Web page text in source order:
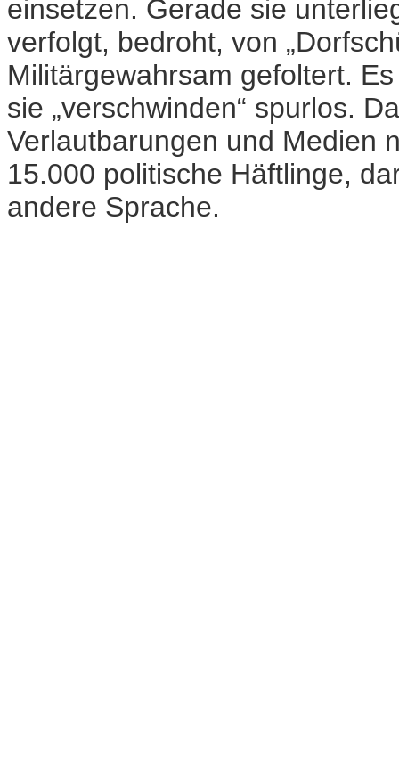
einsetzen. Gerade sie
verfolgt, bedroht, von
Militärgewahrsam gefoltert.
sie „verschwinden“ spurlos.
Verlautbarungen und Medien
15.000 politische Häftlinge,
andere Sprache.